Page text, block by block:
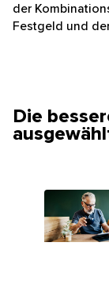
der
Festgeld und
Die